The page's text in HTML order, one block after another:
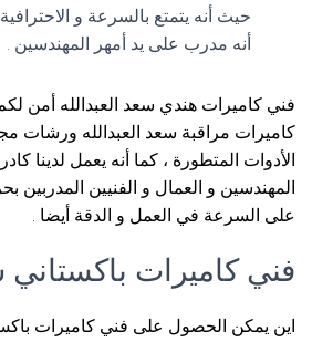
حيث أنه يتمتع بالسرعة و
أنه مدرب على يد أمهر المهندسين .
فني كاميرات هندي سعد العبدالله أمن
كاميرات مراقبة سعد العبدالله ورشات
الأدوات المتطورة ، كما أنه يعمل لدينا
المهندسين و العمال و الفنيين المدربين
على السرعة في العمل و الدقة أيضا .
فني كاميرات باكستاني
اين يمكن الحصول على فني كاميرات